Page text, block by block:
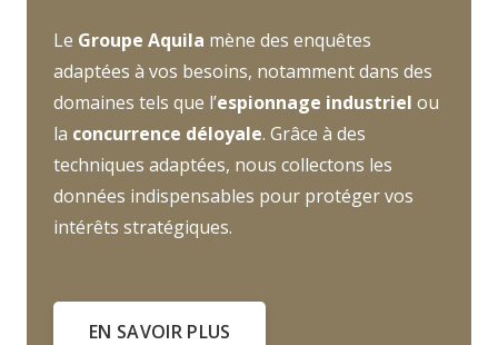
Le Groupe Aquila mène des enquêtes
adaptées à vos besoins, notamment dans des
domaines tels que l’espionnage industriel ou
la concurrence déloyale. Grâce à des
techniques adaptées, nous collectons les
données indispensables pour protéger vos
intérêts stratégiques.
EN SAVOIR PLUS